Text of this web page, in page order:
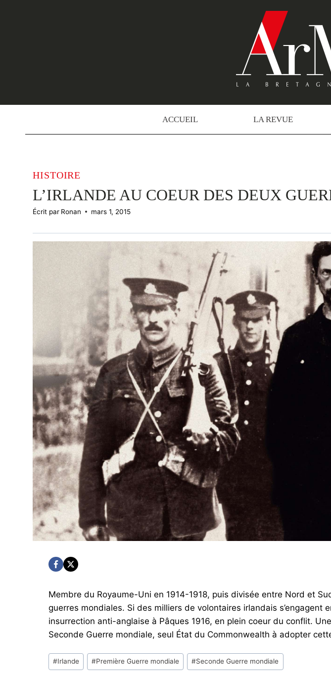
ACCUEIL LA REVUE
HISTOIRE
L’IRLANDE AU COEUR DES DEUX
Écrit par Ronan mars 1, 2015
Membre du Royaume-Uni en 1914-1918, puis divisée entre Nord et
guerres mondiales. Si des milliers de volontaires irlandais s’engagent
insurrection anti-anglaise à Pâques 1916, en plein coeur du conflit.
Seconde Guerre mondiale, seul État du Commonwealth à adopter
Post
Tags:
#Irlande #Première Guerre mondiale #Seconde Guerre mondiale